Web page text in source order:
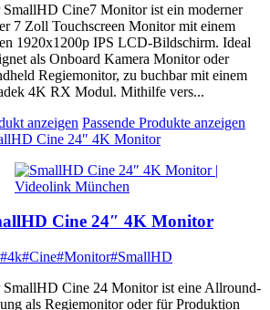
SmallHD Cine7 Monitor ist ein moderner
7 Zoll Touchscreen Monitor mit einem
1920x1200p IPS LCD-Bildschirm. Ideal
als Onboard Kamera Monitor oder
Regiemonitor, zu buchbar mit einem
4K RX Modul. Mithilfe vers...
anzeigen Passende Produkte anzeigen
Cine 24″ 4K Monitor
Cine 24″ 4K Monitor
#4k#Cine#Monitor#SmallHD
SmallHD Cine 24 Monitor ist eine Allround-
als Regiemonitor oder für Produktion